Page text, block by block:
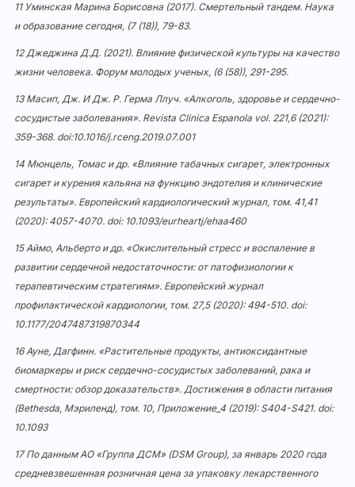
11 Уминская Марина Борисовна (2017). Смертельный тандем. Наука
и образование сегодня, (7 (18)), 79-83.
12 Джеджина Д.Д. (2021). Влияние физической культуры на качество
жизни человека. Форум молодых ученых, (6 (58)), 291-295.
13 Масип, Дж. И Дж. Р. Герма Ллуч. «Алкоголь, здоровье и сердечно-
сосудистые заболевания». Revista Clinica Espanola vol. 221,6 (2021):
359-368. doi:10.1016/j.rceng.2019.07.001
14 Мюнцель, Томас и др. «Влияние табачных сигарет, электронных
сигарет и курения кальяна на функцию эндотелия и клинические
результаты». Европейский кардиологический журнал, том. 41,41
(2020): 4057-4070. doi: 10.1093/eurheartj/ehaa460
15 Аймо, Альберто и др. «Окислительный стресс и воспаление в
развитии сердечной недостаточности: от патофизиологии к
терапевтическим стратегиям». Европейский журнал
профилактической кардиологии, том. 27,5 (2020): 494-510. doi:
10.1177/2047487319870344
16 Ауне, Дагфинн. «Растительные продукты, антиоксидантные
биомаркеры и риск сердечно-сосудистых заболеваний, рака и
смертности: обзор доказательств». Достижения в области питания
(Bethesda, Мэриленд), том. 10, Приложение_4 (2019): S404-S421. doi:
10.1093
17 По данным АО «Группа ДСМ» (DSM Group), за январь 2020 года
средневзвешенная розничная цена за упаковку лекарственного